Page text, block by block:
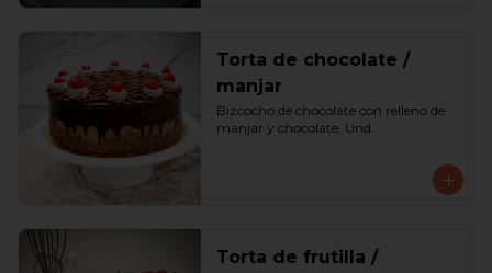
Torta de chocolate /
manjar
Bizcocho de chocolate con relleno de
manjar y chocolate. Und.
Torta de frutilla /